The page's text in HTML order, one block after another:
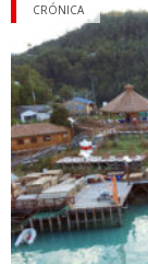
CRÓNICA